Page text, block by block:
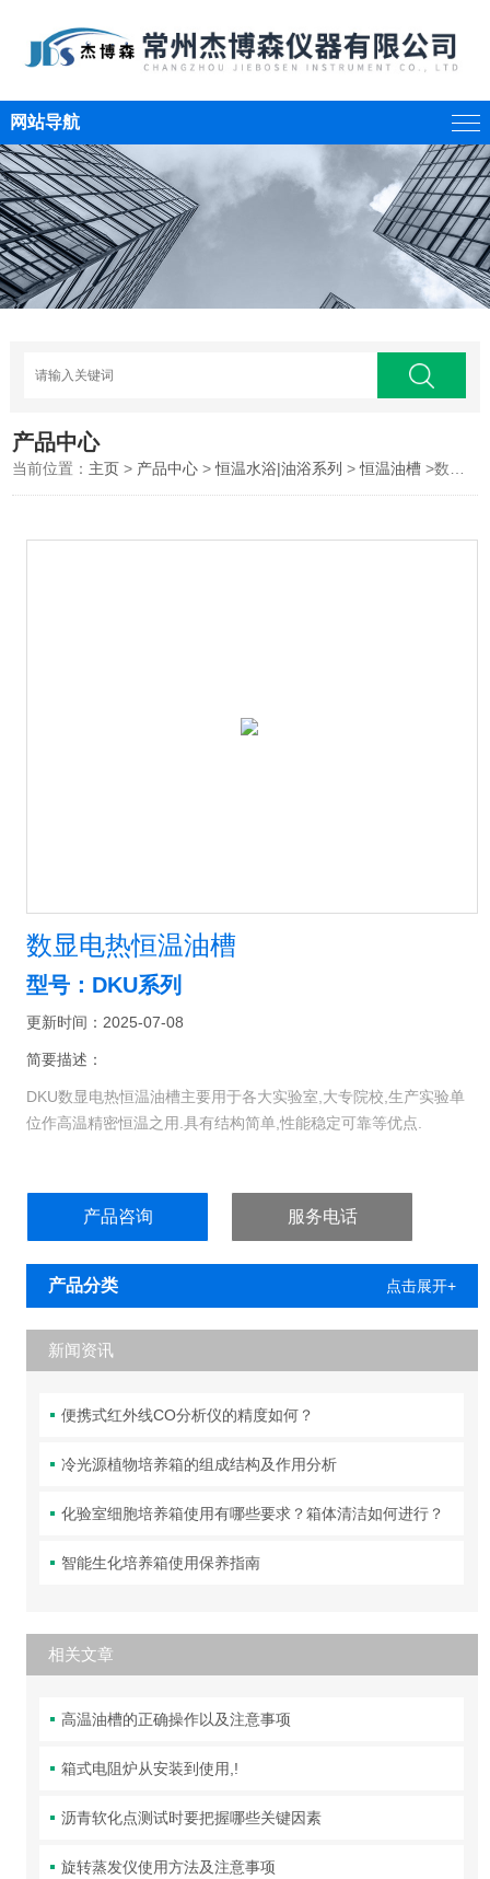
网站导航
产品中心
当前位置： 主页 > 产品中心 >恒温水浴|油浴系列 >恒温油槽 >数显电热恒温油槽
数显电热恒温油槽
型号：DKU系列
更新时间：2025-07-08
简要描述：
DKU数显电热恒温油槽主要用于各大实验室,大专院校,生产实验单
位作高温精密恒温之用.具有结构简单,性能稳定可靠等优点.
产品咨询 服务电话
产品分类 点击展开+
新闻资讯
便携式红外线CO分析仪的精度如何？
冷光源植物培养箱的组成结构及作用分析
化验室细胞培养箱使用有哪些要求？箱体清洁如何进行？
智能生化培养箱使用保养指南
相关文章
高温油槽的正确操作以及注意事项
箱式电阻炉从安装到使用,!
沥青软化点测试时要把握哪些关键因素
旋转蒸发仪使用方法及注意事项